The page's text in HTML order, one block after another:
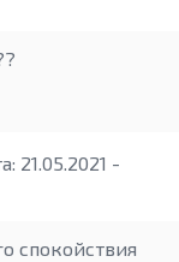
21.05.2021 -
спокойствия